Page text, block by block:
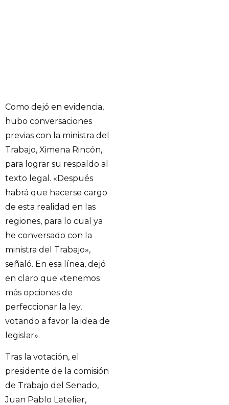
Como dejó en evidencia,
hubo conversaciones
previas con la ministra del
Trabajo, Ximena Rincón,
para lograr su respaldo al
texto legal. «Después
habrá que hacerse cargo
de esta realidad en las
regiones, para lo cual ya
he conversado con la
ministra del Trabajo»,
señaló. En esa línea, dejó
en claro que «tenemos
más opciones de
perfeccionar la ley,
votando a favor la idea de
legislar».
Tras la votación, el
presidente de la comisión
de Trabajo del Senado,
Juan Pablo Letelier,